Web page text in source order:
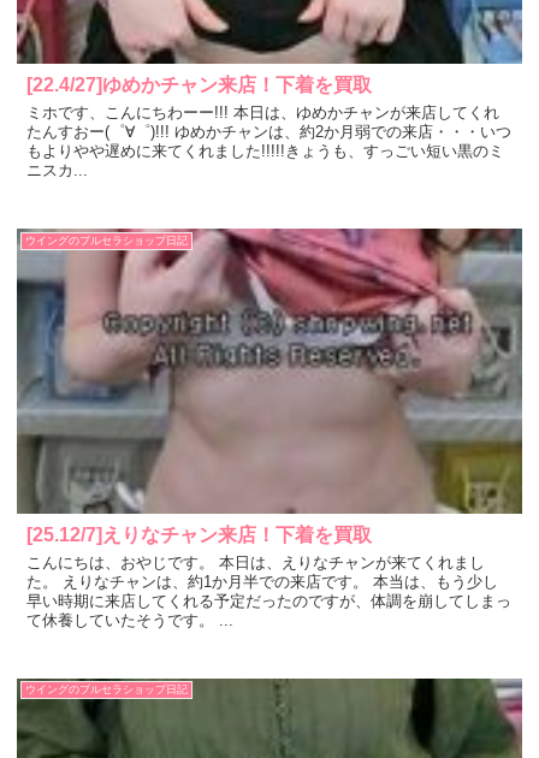
[22.4/27]ゆめかチャン来店！下着を買取
ミホです、こんにちわーー!!! 本日は、ゆめかチャンが来店してくれ
たんすおー(゜∀゜)!!! ゆめかチャンは、約2か月弱での来店・・・いつ
もよりやや遅めに来てくれました!!!!!きょうも、すっごい短い黒のミ
ニスカ...
ウイングのブルセラショップ日記
[25.12/7]えりなチャン来店！下着を買取
こんにちは、おやじです。 本日は、えりなチャンが来てくれまし
た。 えりなチャンは、約1か月半での来店です。 本当は、もう少し
早い時期に来店してくれる予定だったのですが、体調を崩してしまっ
て休養していたそうです。 ...
ウイングのブルセラショップ日記